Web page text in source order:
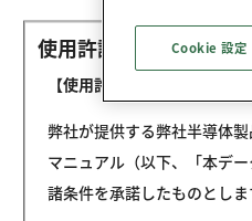
使用許諾条件
【使用許諾契約】
弊社が提供する弊社半導体
マニュアル（以下、「本デ
諸条件を承諾したものとしま
Cookie 設定